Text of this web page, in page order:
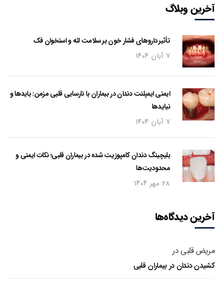
آخرین وبلاگ
تأثیر داروهای فشار خون بر سلامت لثه و استخوان فک
۷ آبان ۱۴۰۴
ایمنی ایمپلنت دندان در بیماران با نارسایی قلبی مزمن: بایدها و
نبایدها
۷ آبان ۱۴۰۴
بلیچینگ دندان کامپوزیت شده در بیماران قلبی؛ نکات ایمنی و
محدودیت‌ها
۲۸ مهر ۱۴۰۴
آخرین دیدگاه‌ها
مریض قلبی در
کشیدن دندان در بیماران قلبی